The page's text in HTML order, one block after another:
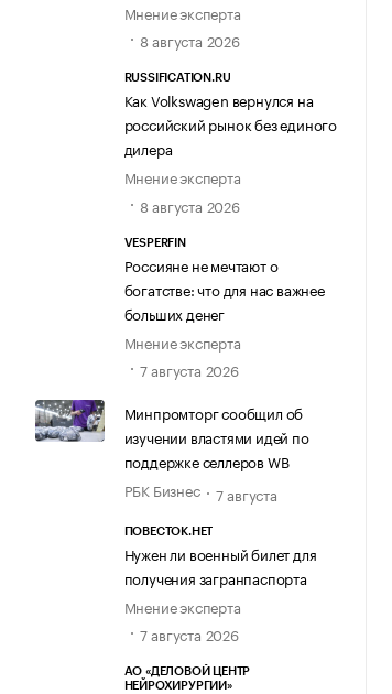
Мнение эксперта
8 августа 2026
RUSSIFICATION.RU
Как Volkswagen вернулся на
российский рынок без единого
дилера
Мнение эксперта
8 августа 2026
VESPERFIN
Россияне не мечтают о
богатстве: что для нас важнее
больших денег
Мнение эксперта
7 августа 2026
Минпромторг сообщил об
изучении властями идей по
поддержке селлеров WB
РБК Бизнес
7 августа
ПОВЕСТОК.НЕТ
Нужен ли военный билет для
получения загранпаспорта
Мнение эксперта
7 августа 2026
АО «ДЕЛОВОЙ ЦЕНТР
НЕЙРОХИРУРГИИ»